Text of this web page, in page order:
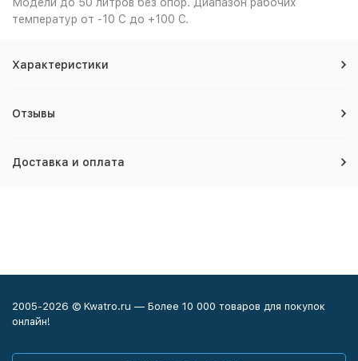
температур от -10 С до +100 С.
Характеристики
Отзывы
Доставка и оплата
2005-2026 © Kwatro.ru — Более 10 000 товаров для покупок
онлайн!